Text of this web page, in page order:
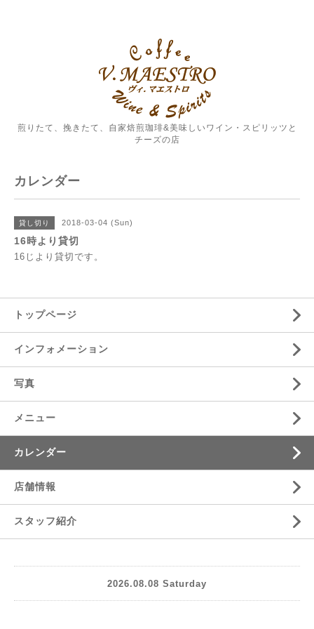
煎りたて、挽きたて、自家焙煎珈琲&美味しいワイン・スピリッツと
チーズの店
カレンダー
貸し切り 2018-03-04 (Sun)
16時より貸切
16じより貸切です。
トップページ
インフォメーション
写真
メニュー
カレンダー
店舗情報
スタッフ紹介
2026.08.08 Saturday